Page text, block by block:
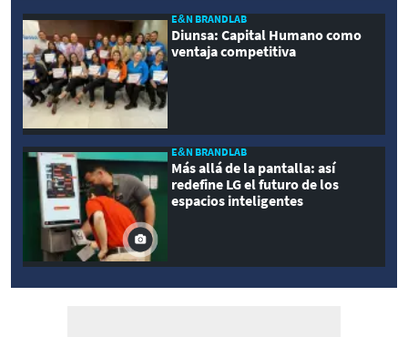
E&N BRANDLAB
Diunsa: Capital Humano como
ventaja competitiva
E&N BRANDLAB
Más allá de la pantalla: así
redefine LG el futuro de los
espacios inteligentes